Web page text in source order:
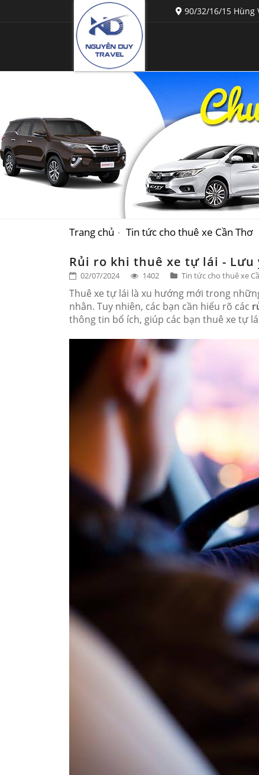
90/32/16/15 Hùng
Trang chủ Tin tức cho thuê xe Cần Thơ
Rủi ro khi thuê xe tự lái -
02/07/2024 1402 Tin tức cho thuê xe
Thuê xe tự lái là xu hướng mới trong
nhân. Tuy nhiên, các bạn cần hiểu rõ các
thông tin bổ ích, giúp các bạn thuê xe tự